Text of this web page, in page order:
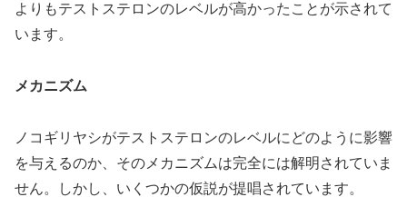
よりもテストステロンのレベルが高かったことが示されて
います。
メカニズム
ノコギリヤシがテストステロンのレベルにどのように影響
を与えるのか、そのメカニズムは完全には解明されていま
せん。しかし、いくつかの仮説が提唱されています。